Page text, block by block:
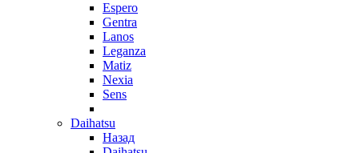
Espero
Gentra
Lanos
Leganza
Matiz
Nexia
Sens
Daihatsu
Назад